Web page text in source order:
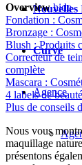
Nouvelles
Curvé
Agence
Overview hide
Fondation :
Bronzage :
Blush : Produits
Correcteur de
complète
Mascara :
4 labels de
Plus de conseils
Nous vous
maquillage
présentons